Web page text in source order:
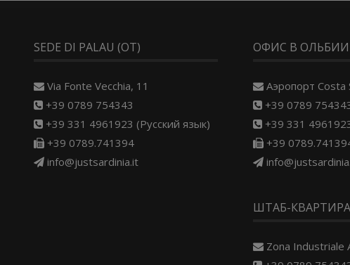
SEDE DI PALAU (OT)
Via Fonte Vecchia, 11
+39 0789 754343
+39 331 4961923 (Русский язык)
+39 0789.741394
info@justsardinia.it
ОФИС В ОЛЬБИИ
Aэропорт Costa
+39 0789
+39 331
+39
ШТАБ-
Zona Industriale